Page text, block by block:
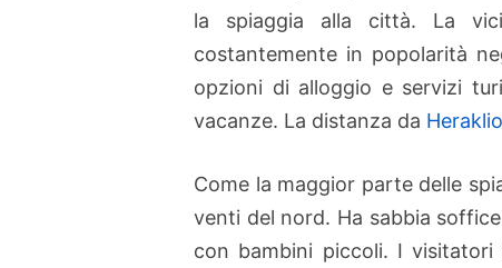
la spiaggia alla città. La
costantemente in popolarità
opzioni di alloggio e servizi
vacanze. La distanza da
Come la maggior parte delle
venti del nord. Ha sabbia
con bambini piccoli. I